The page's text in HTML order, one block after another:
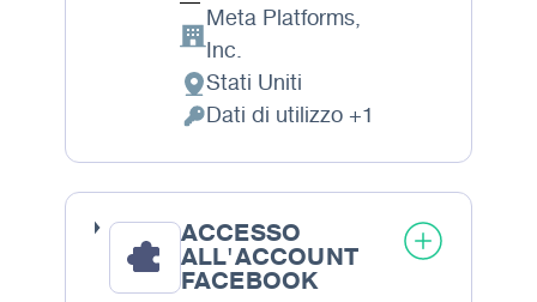
Azienda:
Meta Platforms,
Inc.
Luogo del trattamento:
Stati Uniti
Dati Personali trattati:
Dati di utilizzo +1
ACCESSO
ALL'ACCOUNT
FACEBOOK